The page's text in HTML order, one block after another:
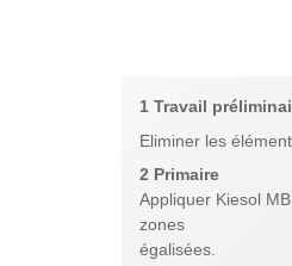
1 Travail
Eliminer les
2 Primaire
Appliquer Kiesol
zones
égalisées.